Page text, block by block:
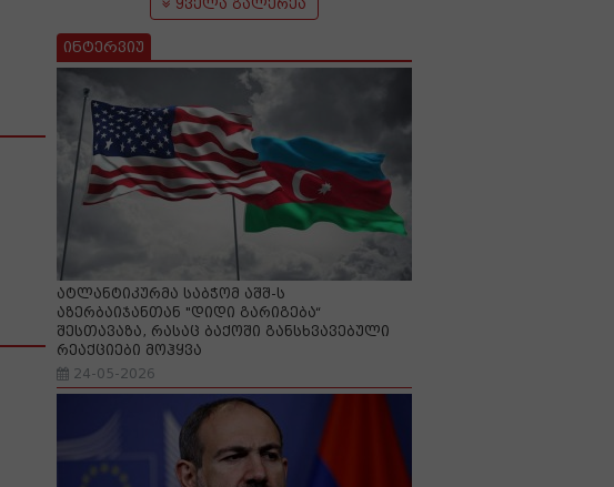
ყველა გალერეა
ინტერვიუ
ატლანტიკურმა საბჭომ აშშ-ს
აზერბაიჯანთან "დიდი გარიგება“
შესთავაზა, რასაც ბაქოში განსხვავებული
რეაქციები მოჰყვა
24-05-2026